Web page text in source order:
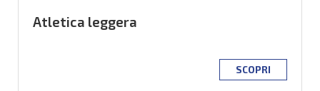
Atletica leggera
SCOPRI